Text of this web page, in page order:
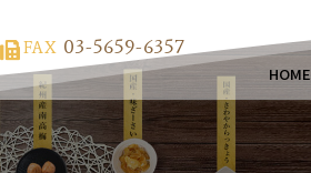
FAX 03-5659-6357
HOME